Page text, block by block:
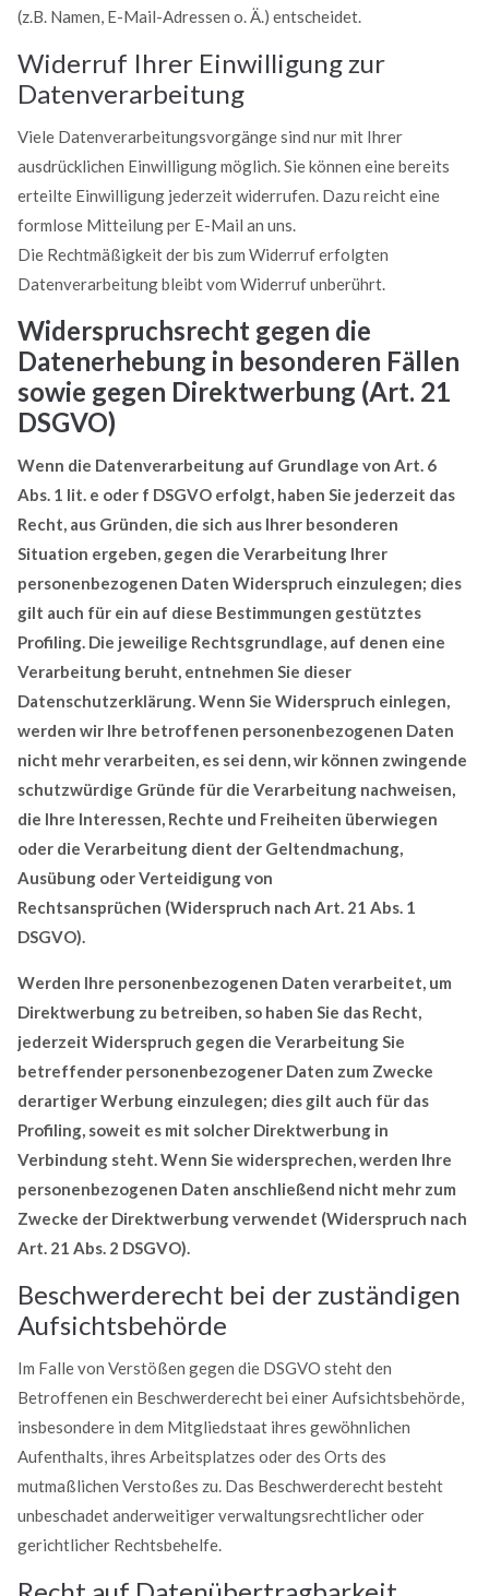
(z.B. Namen, E-Mail-Adressen o. Ä.) entscheidet.
Widerruf Ihrer Einwilligung zur
Datenverarbeitung
Viele Datenverarbeitungsvorgänge sind nur mit Ihrer
ausdrücklichen Einwilligung möglich. Sie können eine bereits
erteilte Einwilligung jederzeit widerrufen. Dazu reicht eine
formlose Mitteilung per E-Mail an uns.
Die Rechtmäßigkeit der bis zum Widerruf erfolgten
Datenverarbeitung bleibt vom Widerruf unberührt.
Widerspruchsrecht gegen die
Datenerhebung in besonderen Fällen
sowie gegen Direktwerbung (Art. 21
DSGVO)
Wenn die Datenverarbeitung auf Grundlage von Art. 6
Abs. 1 lit. e oder f DSGVO erfolgt, haben Sie jederzeit das
Recht, aus Gründen, die sich aus Ihrer besonderen
Situation ergeben, gegen die Verarbeitung Ihrer
personenbezogenen Daten Widerspruch einzulegen; dies
gilt auch für ein auf diese Bestimmungen gestütztes
Profiling. Die jeweilige Rechtsgrundlage, auf denen eine
Verarbeitung beruht, entnehmen Sie dieser
Datenschutzerklärung. Wenn Sie Widerspruch einlegen,
werden wir Ihre betroffenen personenbezogenen Daten
nicht mehr verarbeiten, es sei denn, wir können zwingende
schutzwürdige Gründe für die Verarbeitung nachweisen,
die Ihre Interessen, Rechte und Freiheiten überwiegen
oder die Verarbeitung dient der Geltendmachung,
Ausübung oder Verteidigung von
Rechtsansprüchen (Widerspruch nach Art. 21 Abs. 1
DSGVO).
Werden Ihre personenbezogenen Daten verarbeitet, um
Direktwerbung zu betreiben, so haben Sie das Recht,
jederzeit Widerspruch gegen die Verarbeitung Sie
betreffender personenbezogener Daten zum Zwecke
derartiger Werbung einzulegen; dies gilt auch für das
Profiling, soweit es mit solcher Direktwerbung in
Verbindung steht. Wenn Sie widersprechen, werden Ihre
personenbezogenen Daten anschließend nicht mehr zum
Zwecke der Direktwerbung verwendet (Widerspruch nach
Art. 21 Abs. 2 DSGVO).
Beschwerderecht bei der zuständigen
Aufsichtsbehörde
Im Falle von Verstößen gegen die DSGVO steht den
Betroffenen ein Beschwerderecht bei einer Aufsichtsbehörde,
insbesondere in dem Mitgliedstaat ihres gewöhnlichen
Aufenthalts, ihres Arbeitsplatzes oder des Orts des
mutmaßlichen Verstoßes zu. Das Beschwerderecht besteht
unbeschadet anderweitiger verwaltungsrechtlicher oder
gerichtlicher Rechtsbehelfe.